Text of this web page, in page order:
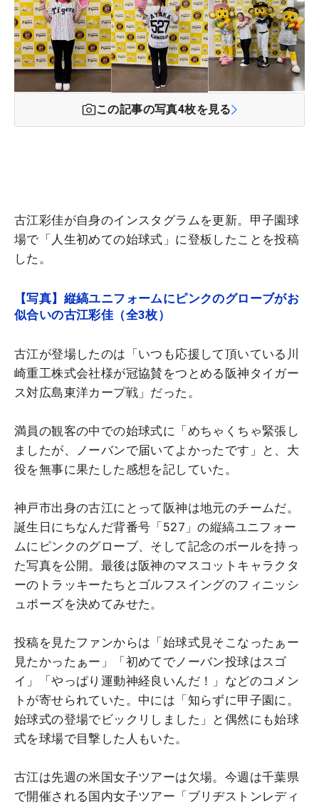
この記事の写真4枚を見る
古江彩佳が自身のインスタグラムを更新。甲子園球
場で「人生初めての始球式」に登板したことを投稿
した。
【写真】縦縞ユニフォームにピンクのグローブがお
似合いの古江彩佳（全3枚）
古江が登場したのは「いつも応援して頂いている川
崎重工株式会社様が冠協賛をつとめる阪神タイガー
ス対広島東洋カープ戦」だった。
満員の観客の中での始球式に「めちゃくちゃ緊張し
ましたが、ノーバンで届いてよかったです」と、大
役を無事に果たした感想を記していた。
神戸市出身の古江にとって阪神は地元のチームだ。
誕生日にちなんだ背番号「527」の縦縞ユニフォー
ムにピンクのグローブ、そして記念のボールを持っ
た写真を公開。最後は阪神のマスコットキャラクタ
ーのトラッキーたちとゴルフスイングのフィニッシ
ュポーズを決めてみせた。
投稿を見たファンからは「始球式見そこなったぁー
見たかったぁー」「初めてでノーバン投球はスゴ
イ」「やっぱり運動神経良いんだ！」などのコメン
トが寄せられていた。中には「知らずに甲子園に。
始球式の登場でビックリしました」と偶然にも始球
式を球場で目撃した人もいた。
古江は先週の米国女子ツアーは欠場。今週は千葉県
で開催される国内女子ツアー「ブリヂストンレディ